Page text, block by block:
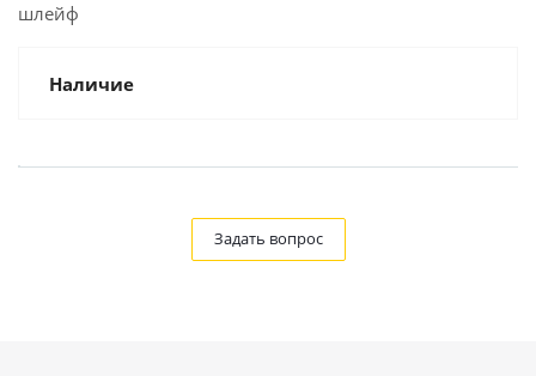
шлейф
Наличие
Задать вопрос